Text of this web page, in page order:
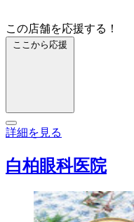
この店舗を応援する！
ここから応援
詳細を見る
白柏眼科医院